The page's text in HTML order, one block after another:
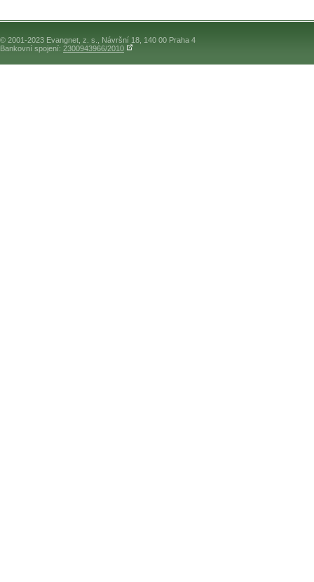
© 2001-2023 Evangnet, z. s., Návršní 18, 140 00 Praha 4
Bankovní spojení: 2300943966/2010